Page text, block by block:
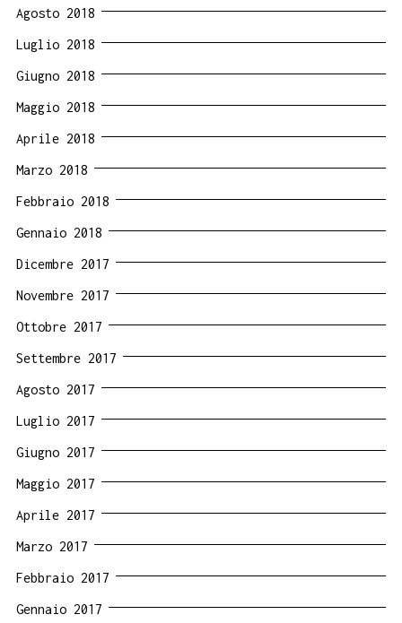
Agosto 2018
Luglio 2018
Giugno 2018
Maggio 2018
Aprile 2018
Marzo 2018
Febbraio 2018
Gennaio 2018
Dicembre 2017
Novembre 2017
Ottobre 2017
Settembre 2017
Agosto 2017
Luglio 2017
Giugno 2017
Maggio 2017
Aprile 2017
Marzo 2017
Febbraio 2017
Gennaio 2017